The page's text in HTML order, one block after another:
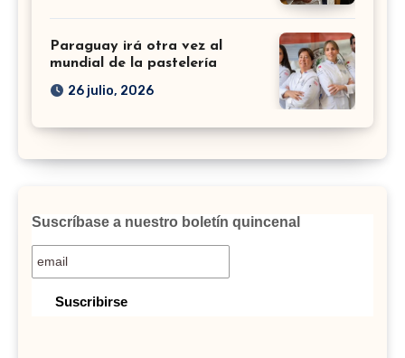
Paraguay irá otra vez al
mundial de la pastelería
26 julio, 2026
Suscríbase a nuestro boletín quincenal